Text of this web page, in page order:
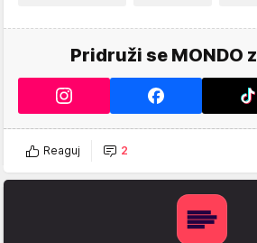
Pridruži se MONDO
Reaguj 2